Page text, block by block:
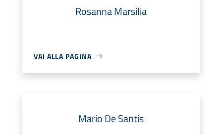
Rosanna Marsilia
VAI ALLA PAGINA
Mario De Santis